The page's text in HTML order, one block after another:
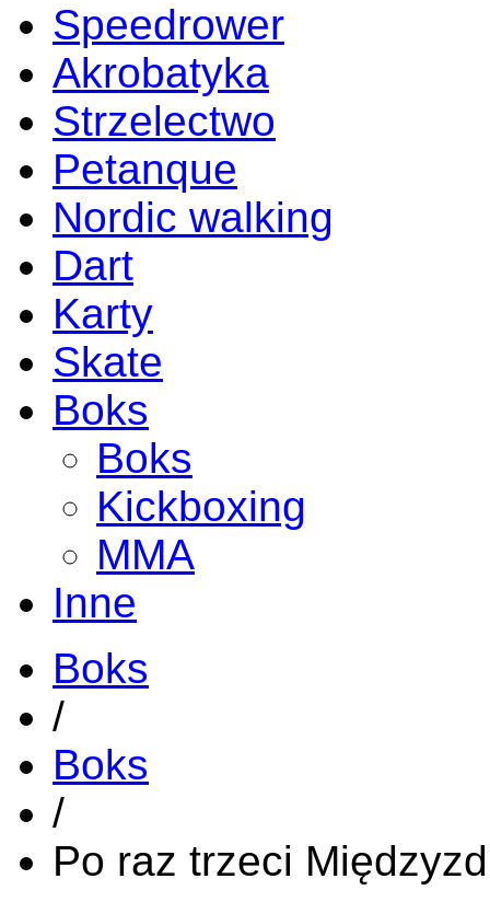
Speedrower
Akrobatyka
Strzelectwo
Petanque
Nordic walking
Dart
Karty
Skate
Boks
Boks
Kickboxing
MMA
Inne
Boks
/
Boks
/
Po raz trzeci